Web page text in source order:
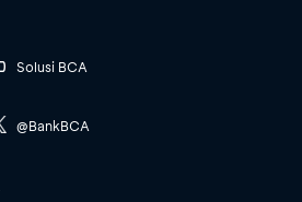
Solusi BCA
@BankBCA